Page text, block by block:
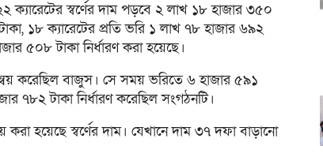
ক্যারেটের স্বর্ণের দাম পড়বে ২ লাখ ১৮ হাজার ৩৫০
১৮ ক্যারেটের প্রতি ভরি ১ লাখ ৭৮ হাজার ৬৯২
৫০৮ টাকা নির্ধারণ করা হয়েছে।
করেছিল বাজুস। সে সময় ভরিতে ৬ হাজার ৫৯১
৭৮২ টাকা নির্ধারণ করেছিল সংগঠনটি।
হয়েছে স্বর্ণের দাম। যেখানে দাম ৩৭ দফা বাড়ানো